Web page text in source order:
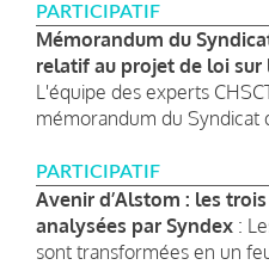
PARTICIPATIF
Mémorandum du
relatif au projet de loi
L'équipe des experts
mémorandum du Syndicat
PARTICIPATIF
Avenir d’Alstom : les
analysées par Syndex :
sont transformées en un